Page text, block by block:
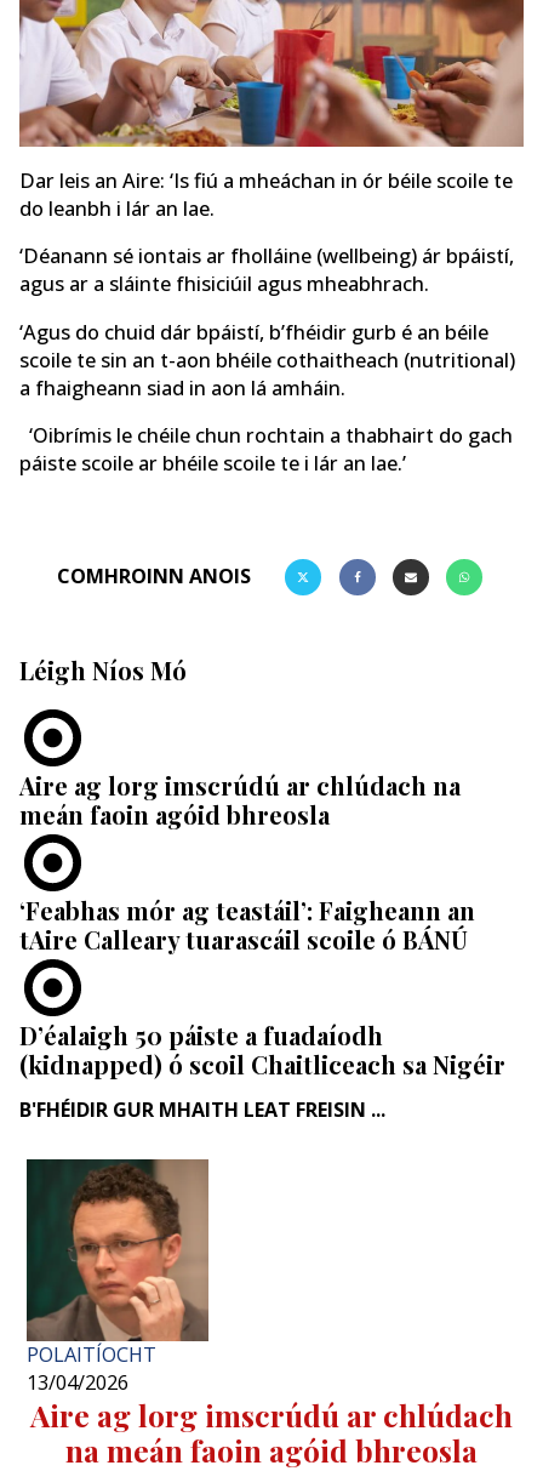
Dar leis an Aire: ‘Is fiú a mheáchan in ór béile scoile te
do leanbh i lár an lae.
‘Déanann sé iontais ar fholláine (wellbeing) ár bpáistí,
agus ar a sláinte fhisiciúil agus mheabhrach.
‘Agus do chuid dár bpáistí, b’fhéidir gurb é an béile
scoile te sin an t-aon bhéile cothaitheach (nutritional)
a fhaigheann siad in aon lá amháin.
‘Oibrímis le chéile chun rochtain a thabhairt do gach
páiste scoile ar bhéile scoile te i lár an lae.’
COMHROINN ANOIS
Léigh Níos Mó
Aire ag lorg imscrúdú ar chlúdach na
meán faoin agóid bhreosla
‘Feabhas mór ag teastáil’: Faigheann an
tAire Calleary tuarascáil scoile ó BÁNÚ
D’éalaigh 50 páiste a fuadaíodh
(kidnapped) ó scoil Chaitliceach sa Nigéir
B'FHÉIDIR GUR MHAITH LEAT FREISIN ...
POLAITÍOCHT
13/04/2026
Aire ag lorg imscrúdú ar chlúdach
na meán faoin agóid bhreosla